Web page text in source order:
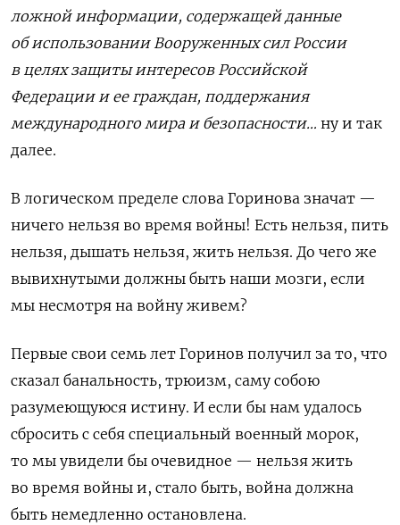
ложной информации, содержащей данные
об использовании Вооруженных сил России
в целях защиты интересов Российской
Федерации и ее граждан, поддержания
международного мира и безопасности… ну и так
далее.
В логическом пределе слова Горинова значат —
ничего нельзя во время войны! Есть нельзя, пить
нельзя, дышать нельзя, жить нельзя. До чего же
вывихнутыми должны быть наши мозги, если
мы несмотря на войну живем?
Первые свои семь лет Горинов получил за то, что
сказал банальность, трюизм, саму собою
разумеющуюся истину. И если бы нам удалось
сбросить с себя специальный военный морок,
то мы увидели бы очевидное — нельзя жить
во время войны и, стало быть, война должна
быть немедленно остановлена.